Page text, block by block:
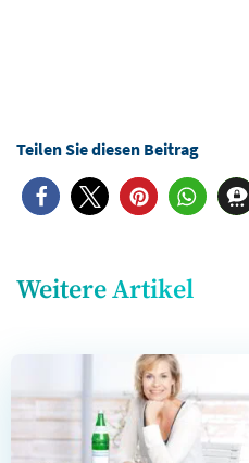
Weitere Artikel